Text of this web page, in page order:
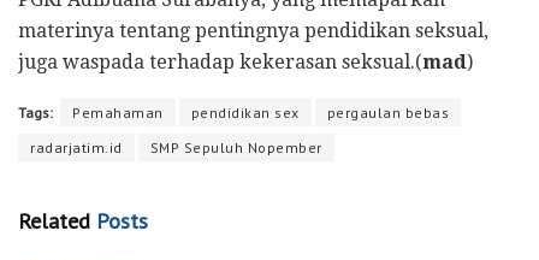
materinya tentang pentingnya pendidikan seksual,
juga waspada terhadap kekerasan seksual.(mad)
Tags: Pemahaman pendidikan sex
pergaulan bebas
radarjatim.id
SMP Sepuluh Nopember
Related Posts